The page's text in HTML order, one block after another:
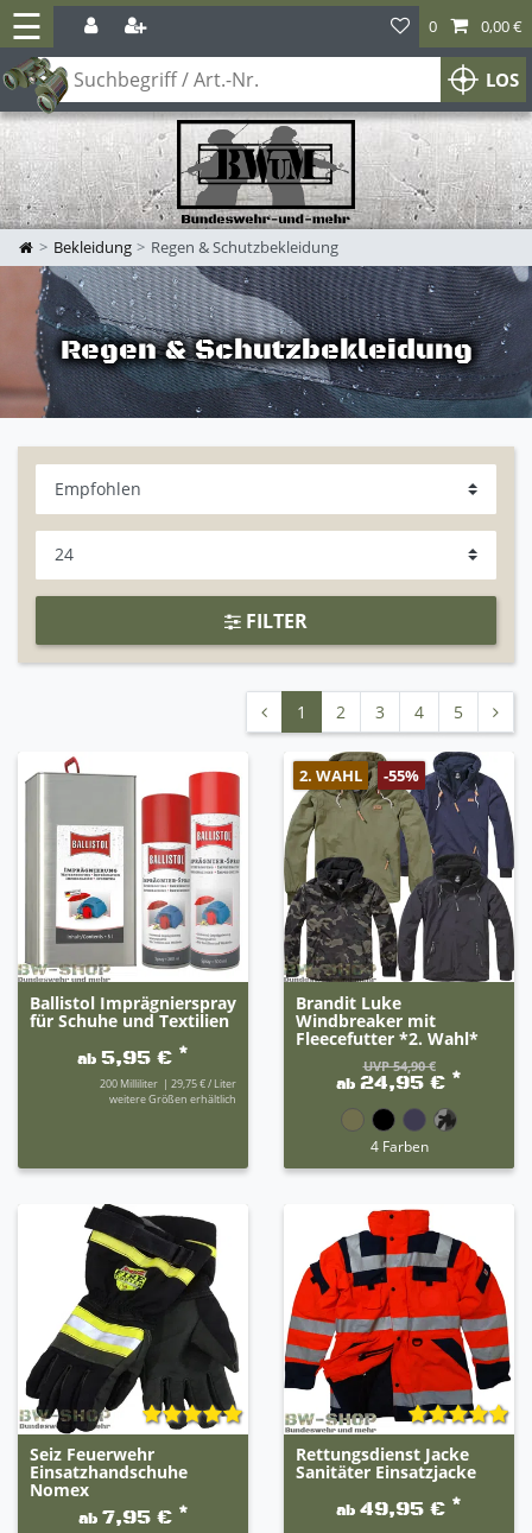
☰
LOS
0 0,00 €
Bekleidung Regen & Schutzbekleidung
Regen & Schutzbekleidung
FILTER
1 2 3 4 5
Ballistol Imprägnierspray
für Schuhe und Textilien
ab 5,95 € *
200 Milliliter | 29,75 € / Liter
weitere Größen erhältlich
2. WAHL -55%
Brandit Luke
Windbreaker mit
Fleecefutter *2. Wahl*
UVP 54,90 €
ab 24,95 € *
4 Farben
Seiz Feuerwehr
Einsatzhandschuhe
Nomex
ab 7,95 € *
Rettungsdienst Jacke
Sanitäter Einsatzjacke
ab 49,95 € *